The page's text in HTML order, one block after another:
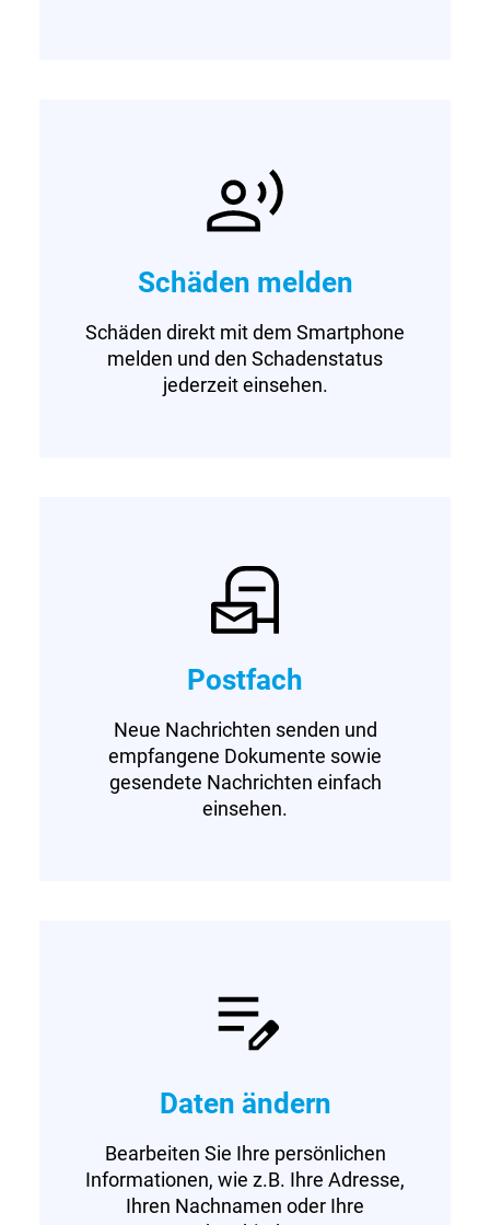
Schäden melden
Schäden direkt mit dem Smartphone
melden und den Schadenstatus
jederzeit einsehen.
Postfach
Neue Nachrichten senden und
empfangene Dokumente sowie
gesendete Nachrichten einfach
einsehen.
Daten ändern
Bearbeiten Sie Ihre persönlichen
Informationen, wie z.B. Ihre Adresse,
Ihren Nachnamen oder Ihre